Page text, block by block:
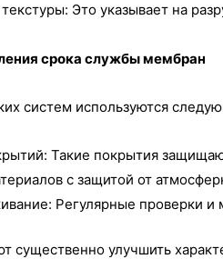
Это указывает на
срока службы мембран
систем используются
Такие покрытия
с защитой от
Регулярные проверки
улучшить